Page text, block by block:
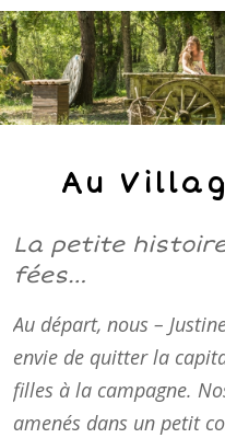
Au
La petite
fées…
Au départ, nous –
envie de quitter la
filles à la campagne.
amenés dans un petit